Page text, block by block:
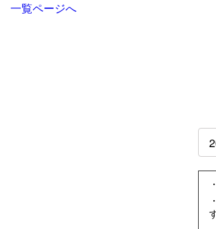
一覧ページへ